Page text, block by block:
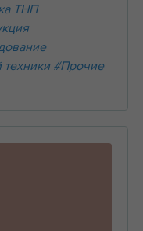
ТНП
#Прочие